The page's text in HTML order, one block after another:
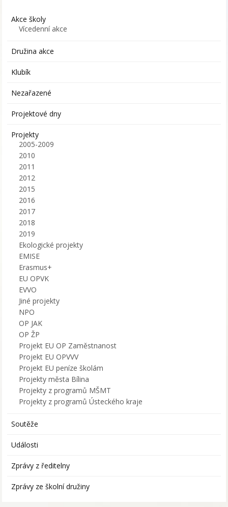
Akce školy
Vícedenní akce
Družina akce
Klubík
Nezařazené
Projektové dny
Projekty
2005-2009
2010
2011
2012
2015
2016
2017
2018
2019
Ekologické projekty
EMISE
Erasmus+
EU OPVK
EVVO
Jiné projekty
NPO
OP JAK
OP ŽP
Projekt EU OP Zaměstnanost
Projekt EU OPVVV
Projekt EU peníze školám
Projekty města Bílina
Projekty z programů MŠMT
Projekty z programů Ústeckého kraje
Soutěže
Události
Zprávy z ředitelny
Zprávy ze školní družiny